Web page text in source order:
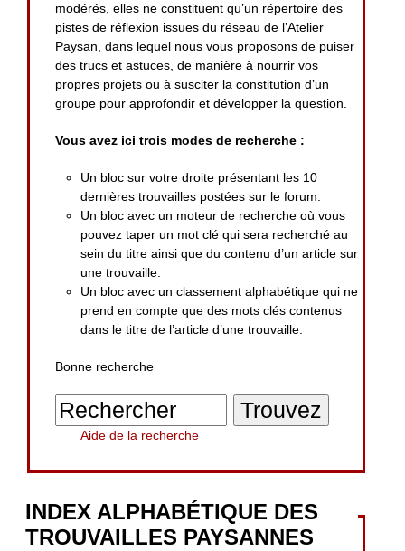
modérés, elles ne constituent qu’un répertoire des
pistes de réflexion issues du réseau de l’Atelier
Paysan, dans lequel nous vous proposons de puiser
des trucs et astuces, de manière à nourrir vos
propres projets ou à susciter la constitution d’un
groupe pour approfondir et développer la question.
Vous avez ici trois modes de recherche :
Un bloc sur votre droite présentant les 10
dernières trouvailles postées sur le forum.
Un bloc avec un moteur de recherche où vous
pouvez taper un mot clé qui sera recherché au
sein du titre ainsi que du contenu d’un article sur
une trouvaille.
Un bloc avec un classement alphabétique qui ne
prend en compte que des mots clés contenus
dans le titre de l’article d’une trouvaille.
Bonne recherche
Aide de la recherche
INDEX ALPHABÉTIQUE DES
TROUVAILLES PAYSANNES